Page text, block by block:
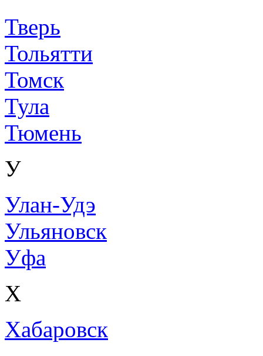
Тверь
Тольятти
Томск
Тула
Тюмень
У
Улан-Удэ
Ульяновск
Уфа
Х
Хабаровск